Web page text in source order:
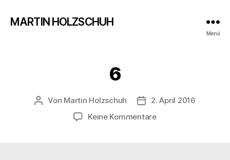
MARTIN HOLZSCHUH
Menü
6
Beitragsautor
Von Martin Holzschuh
2. April 2016
Keine Kommentarezu